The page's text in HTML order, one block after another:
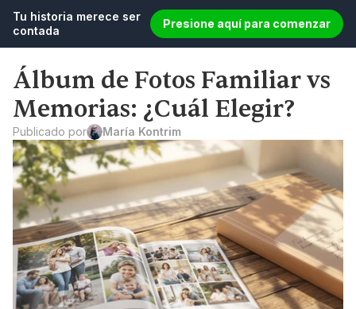
Tu historia merece ser
contada
Presione aquí para comenzar
Álbum de Fotos Familiar vs
Memorias: ¿Cuál Elegir?
Publicado por María Kontrim